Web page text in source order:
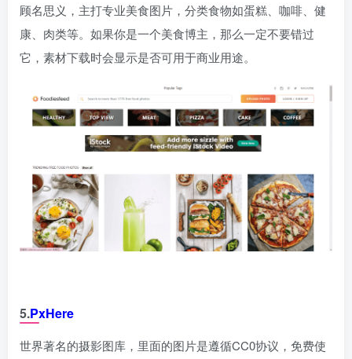
顾名思义，主打专业美食图片，分类食物如蛋糕、咖啡、健
康、肉类等。如果你是一个美食博主，那么一定不要错过
它，素材下载时会显示是否可用于商业用途。
5.PxHere
世界著名的摄影图库，里面的图片是遵循CC0协议，免费使